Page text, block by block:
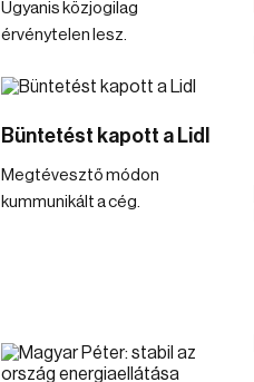
Ugyanis közjogilag
érvénytelen lesz.
Büntetést kapott a Lidl
Megtévesztő módon
kummunikált a cég.